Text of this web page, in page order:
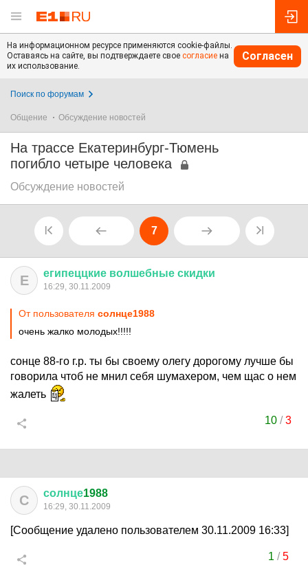
На информационном ресурсе применяются cookie-файлы.
Оставаясь на сайте, вы подтверждаете свое согласие на
их использование.
Согласен
Поиск по форумам
Общение Обсуждение новостей
На трассе Екатеринбург-Тюмень
погибло четыре человека
Обсуждение новостей
7
Е египеццкие волшебные скидки
16:29, 30.11.2009
От пользователя солнце1988
очень жалко молодых!!!!!
сонце 88-го г.р. ты бы своему олегу дорогому лучше бы
говорила чтоб не мнил себя шумахером, чем щас о нем
жалеть
10 /3
С солнце1988
16:29, 30.11.2009
[Сообщение удалено пользователем 30.11.2009 16:33]
1 /5